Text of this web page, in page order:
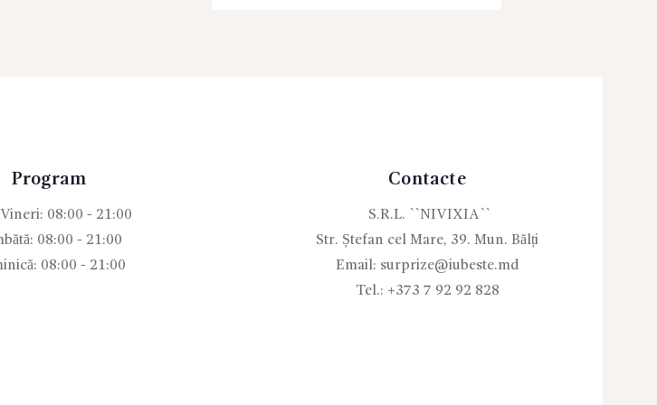
Program
08:00 - 21:00
08:00 - 21:00
08:00 - 21:00
Contacte
S.R.L. ``NIVIXIA``
Str. Ștefan cel Mare, 39. Mun. Bălți
Email: surprize@iubeste.md
Tel.: +373 7 92 92 828